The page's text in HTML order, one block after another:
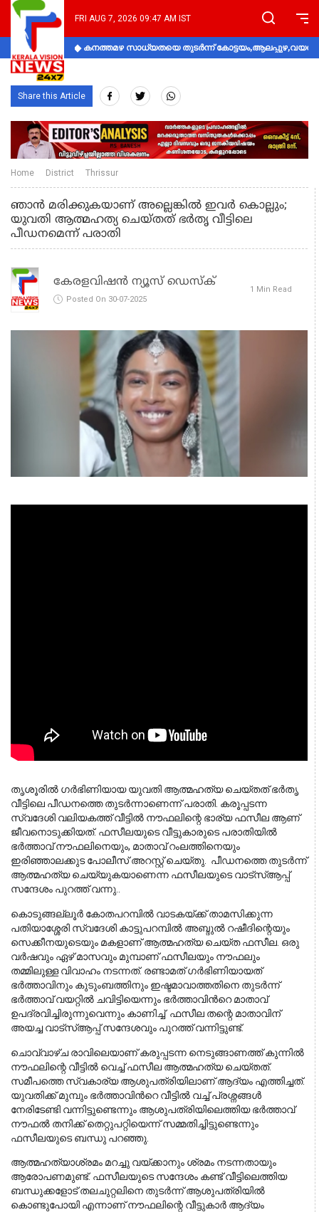
FRI AUG 7, 2026 09:47 AM IST
കനത്തമഴ സാധ്യതയെ തുടർന്ന്
Share this Article
Home District Thrissur
ഞാന്‍ മരിക്കുകയാണ് അല്ലെങ്കില്‍ ഇവര്‍ കൊല്ലും;
യുവതി ആത്മഹത്യ ചെയ്തത് ഭര്‍തൃ വീട്ടിലെ
പീഡനമെന്ന് പരാതി
കേരളവിഷൻ ന്യൂസ് ഡെസ്‌ക്
Posted On 30-07-2025
1 Min Read
തൃശൂരില്‍ ഗര്‍ഭിണിയായ യുവതി ആത്മഹത്യ ചെയ്തത് ഭര്‍തൃ
വീട്ടിലെ പീഡനത്തെ തുടർന്നാണെന്ന് പരാതി. കരൂപ്പടന്ന
സ്വദേശി വലിയകത്ത് വീട്ടില്‍ നൗഫലിന്റെ ഭാര്യ ഫസീല ആണ്
ജീവനൊടുക്കിയത്. ഫസീലയുടെ വീട്ടുകാരുടെ പരാതിയില്‍
ഭര്‍ത്താവ് നൗഫലിനെയും, മാതാവ് റംലത്തിനെയും
ഇരിഞ്ഞാലക്കുട പോലീസ് അറസ്റ്റ് ചെയ്തു.  പീഡനത്തെ തുടര്‍ന്ന്
ആത്മഹത്യ ചെയ്യുകയാണെന്ന ഫസീലയുടെ വാട്‌സ്ആപ്പ്
സന്ദേശം പുറത്ത് വന്നു..
കൊടുങ്ങല്ലൂർ കോതപറമ്പിൽ വാടകയ്ക്ക് താമസിക്കുന്ന
പതിയാശ്ശേരി സ്വദേശി കാട്ടുപറമ്പിൽ അബ്ദുൽ റഷീദിന്റെയും
സെക്കീനയുടെയും മകളാണ് ആത്മഹത്യ ചെയ്ത ഫസീല. ഒരു
വർഷവും ഏഴ് മാസവും മുമ്പാണ് ഫസീലയും നൗഫലും
തമ്മിലുള്ള വിവാഹം നടന്നത്. രണ്ടാമത് ഗർഭിണിയായത്
ഭർത്താവിനും കുടുംബത്തിനും ഇഷ്ടമാവാത്തതിനെ തുടർന്ന്
ഭർത്താവ് വയറ്റിൽ ചവിട്ടിയെന്നും ഭർത്താവിൻറെ മാതാവ്
ഉപദ്രവിച്ചിരുന്നുവെന്നും കാണിച്ച്  ഫസീല തന്റെ മാതാവിന്
അയച്ച വാട്സ്ആപ്പ് സന്ദേശവും പുറത്ത് വന്നിട്ടുണ്ട്.
ചൊവ്വാഴ്ച രാവിലെയാണ് കരുപ്പടന്ന നെടുങ്ങാണത്ത് കുന്നിൽ
നൗഫലിന്റെ വീട്ടിൽ വെച്ച് ഫസീല ആത്മഹത്യ ചെയ്തത്.
യുവതിക്ക് മുമ്പും ഭർത്താവിൻറെ വീട്ടിൽ വച്ച് പ്രശ്നങ്ങൾ
നേരിടേണ്ടി വന്നിട്ടുണ്ടെന്നും ആശുപത്രിയിലെത്തിയ ഭർത്താവ്
നൗഫൽ തനിക്ക് തെറ്റുപറ്റിയെന്ന് സമ്മതിച്ചിട്ടുണ്ടെന്നും
ഫസീലയുടെ ബന്ധു പറഞ്ഞു.
ആത്മഹത്യാശ്രമം മറച്ചു വയ്ക്കാനും ശ്രമം നടന്നതായും
ആരോപണമുണ്ട്. ഫസീലയുടെ സന്ദേശം കണ്ട് വീട്ടിലെത്തിയ
ബന്ധുക്കളോട് തലചുറ്റലിനെ തുടർന്ന് ആശുപത്രിയിൽ
കൊണ്ടുപോയി എന്നാണ് നൗഫലിന്റെ വീട്ടുകാർ ആദ്യം